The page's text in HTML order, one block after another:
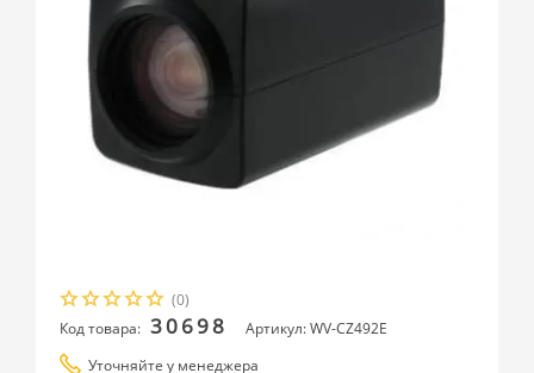
(0)
Код товара: 30698
Артикул: WV-CZ492E
Уточняйте у менеджера